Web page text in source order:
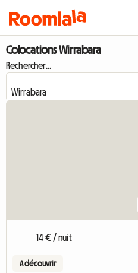
Colocations Wirrabara
Rechercher...
14 € / nuit
A découvrir